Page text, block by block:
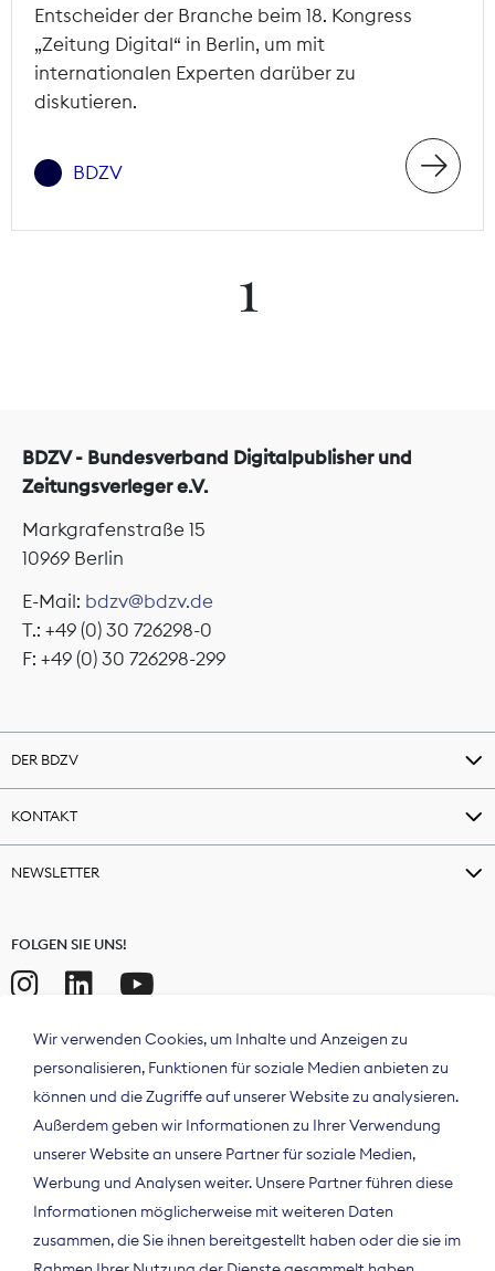
Entscheider der Branche beim 18. Kongress
„Zeitung Digital“ in Berlin, um mit
internationalen Experten darüber zu
diskutieren.
BDZV
1
BDZV - Bundesverband Digitalpublisher und
Zeitungsverleger e.V.
Markgrafenstraße 15
10969 Berlin
E-Mail: bdzv@bdzv.de
T.: +49 (0) 30 726298-0
F: +49 (0) 30 726298-299
DER BDZV
KONTAKT
NEWSLETTER
FOLGEN SIE UNS!
Wir verwenden Cookies, um Inhalte und Anzeigen zu
personalisieren, Funktionen für soziale Medien anbieten zu
können und die Zugriffe auf unserer Website zu analysieren.
Außerdem geben wir Informationen zu Ihrer Verwendung
unserer Website an unsere Partner für soziale Medien,
Werbung und Analysen weiter. Unsere Partner führen diese
Informationen möglicherweise mit weiteren Daten
zusammen, die Sie ihnen bereitgestellt haben oder die sie im